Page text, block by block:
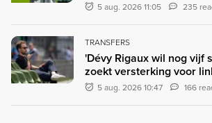
5 aug. 2026 11:05 235
TRANSFERS
'Dévy Rigaux wil nog vijf
zoekt versterking voor
5 aug. 2026 10:47 166